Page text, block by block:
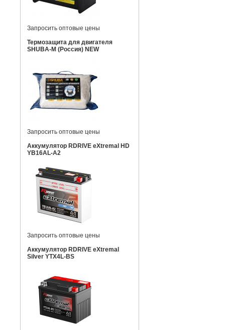
Запросить оптовые цены
Термозащита для двигателя
SHUBA-M (Россия) NEW
Запросить оптовые цены
Аккумулятор RDRIVE eXtremal HD
YB16AL-A2
Запросить оптовые цены
Аккумулятор RDRIVE eXtremal
Silver YTX4L-BS